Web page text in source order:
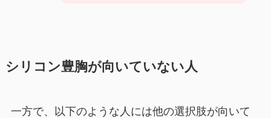
シリコン豊胸が向いていない人
一方で、以下のような人には他の選択肢が向いて